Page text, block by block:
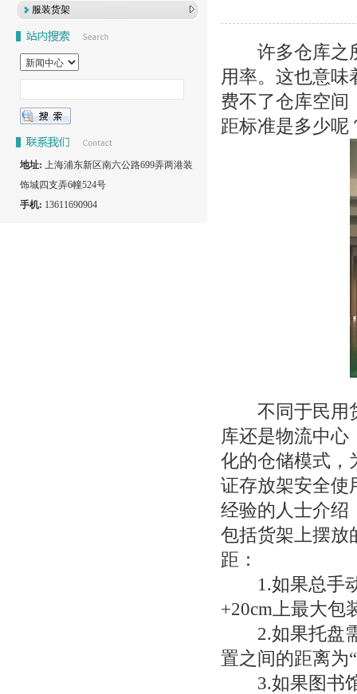
服装货架
地址: 上海浦东新区南六公路699弄两港装
饰城四支弄6幢524号
手机: 13611690904
许多仓库之所
用率。这也意味
费不了仓库空间
距标准是多少呢
不同于民用货
库还是物流中
化的仓储模式，
证存放架安全使
经验的人士介绍
包括货架上摆放
距：
1.如果总手动
+20cm上最大包
2.如果托盘需
置之间的距离为
3.如果图书馆